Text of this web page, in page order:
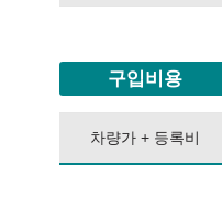
구입비용
차량가 + 등록비